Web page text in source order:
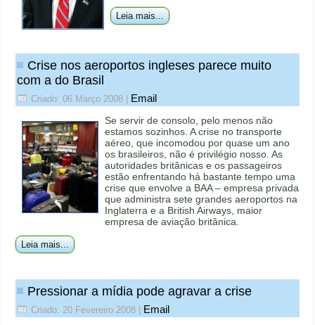
Leia mais...
Crise nos aeroportos ingleses parece muito
com a do Brasil
Criado: 06 Março 2008 Email
Se servir de consolo, pelo menos não
estamos sozinhos. A crise no transporte
aéreo, que incomodou por quase um ano
os brasileiros, não é privilégio nosso. As
autoridades britânicas e os passageiros
estão enfrentando há bastante tempo uma
crise que envolve a BAA – empresa privada
que administra sete grandes aeroportos na
Inglaterra e a British Airways, maior
empresa de aviação britânica.
Leia mais...
Pressionar a mídia pode agravar a crise
Criado: 20 Fevereiro 2008 Email